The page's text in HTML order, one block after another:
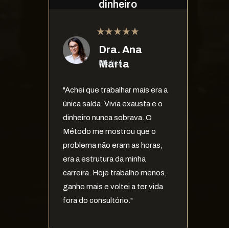
dinheiro
Dra. Ana
Marta
Médica
"Achei que trabalhar mais era a
única saída. Vivia exausta e o
dinheiro nunca sobrava. O
Método me mostrou que o
problema não eram as horas,
era a estrutura da minha
carreira. Hoje trabalho menos,
ganho mais e voltei a ter vida
fora do consultório."